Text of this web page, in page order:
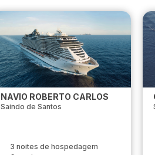
NAVIO ROBERTO CARLOS
Saindo de Santos
3 noites de hospedagem